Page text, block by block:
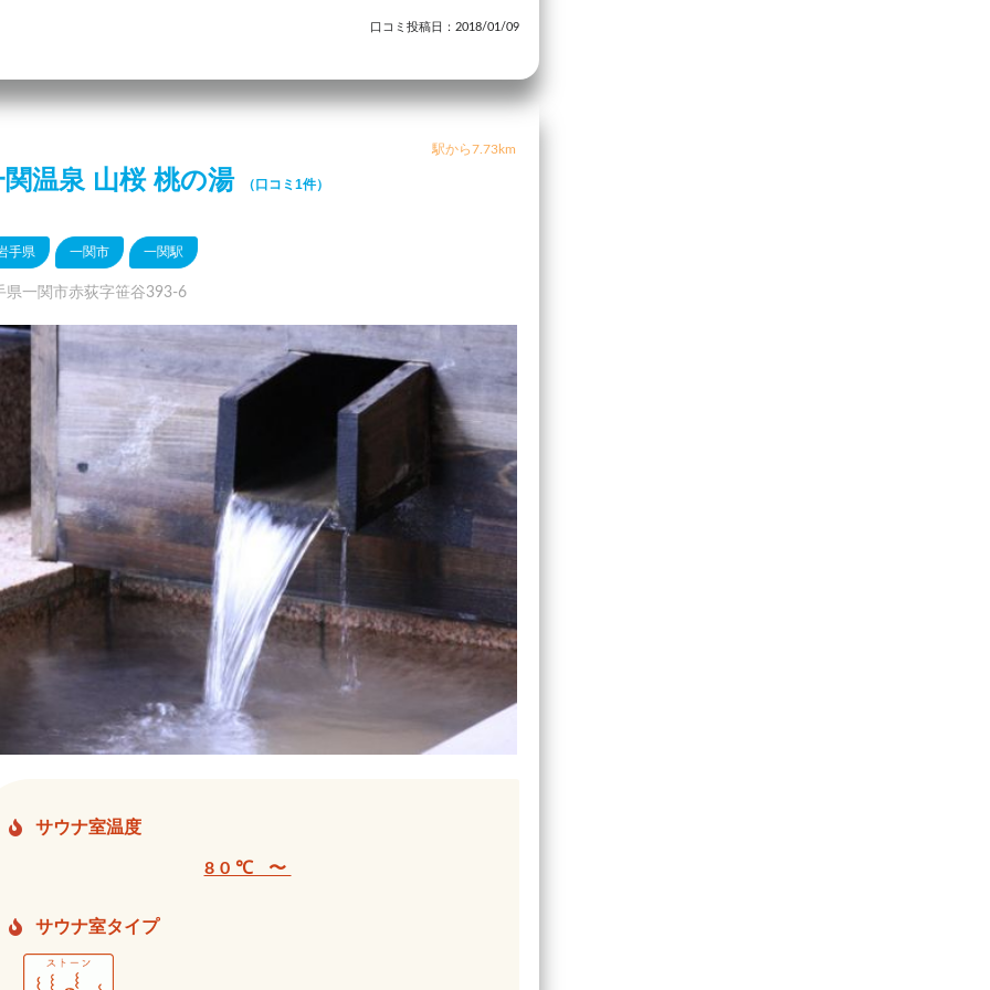
口コミ投稿日：2018/01/09
駅から7.73km
関温泉 山桜 桃の湯 （口コミ1件）
手県 一関市 一関駅
県一関市赤荻字笹谷393-6
サウナ室温度
80℃ 〜
サウナ室タイプ